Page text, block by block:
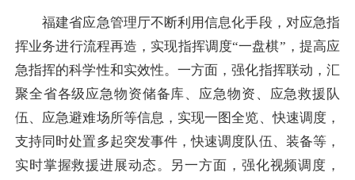
福建省应急管理厅不断利用信息化手段，对应急指
挥业务进行流程再造，实现指挥调度“一盘棋”，提高应
急指挥的科学性和实效性。一方面，强化指挥联动，汇
聚全省各级应急物资储备库、应急物资、应急救援队
伍、应急避难场所等信息，实现一图全览、快速调度，
支持同时处置多起突发事件，快速调度队伍、装备等，
实时掌握救援进展动态。另一方面，强化视频调度，